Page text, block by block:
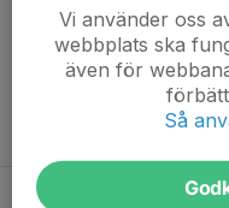
Tidigare nyheter
Alexander
Vi använder oss
webbplats ska
även för
Så